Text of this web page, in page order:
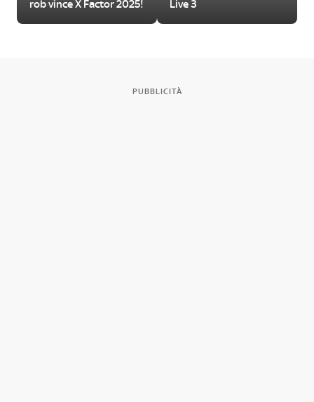
rob vince X Factor 2025! Live 3
PUBBLICITÀ